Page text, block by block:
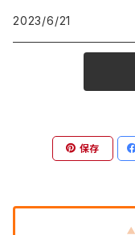
2023/6/21
保存